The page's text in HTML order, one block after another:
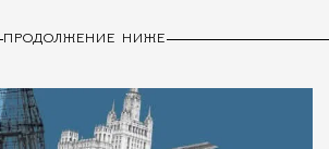
ПРОДОЛЖЕНИЕ НИЖЕ